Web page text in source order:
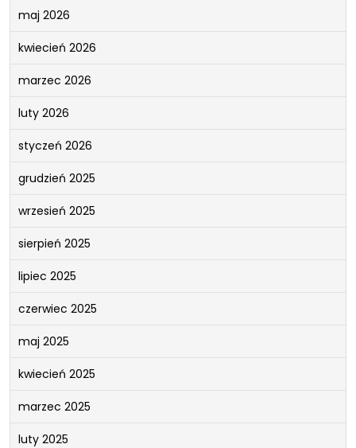
maj 2026
kwiecień 2026
marzec 2026
luty 2026
styczeń 2026
grudzień 2025
wrzesień 2025
sierpień 2025
lipiec 2025
czerwiec 2025
maj 2025
kwiecień 2025
marzec 2025
luty 2025